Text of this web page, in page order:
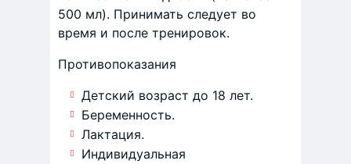
500 мл). Принимать следует во
время и после тренировок.
Противопоказания
Детский возраст до 18 лет.
Беременность.
Лактация.
Индивидуальная